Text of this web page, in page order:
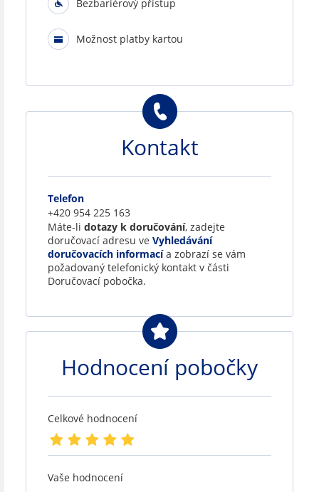
Bezbariérový přístup
Možnost platby kartou
Kontakt
Telefon
+420 954 225 163
Máte-li dotazy k doručování, zadejte
doručovací adresu ve Vyhledávání
doručovacích informacía zobrazí se vám
požadovaný telefonický kontakt v části
Doručovací pobočka.
Hodnocení pobočky
Celkové hodnocení
Vaše hodnocení